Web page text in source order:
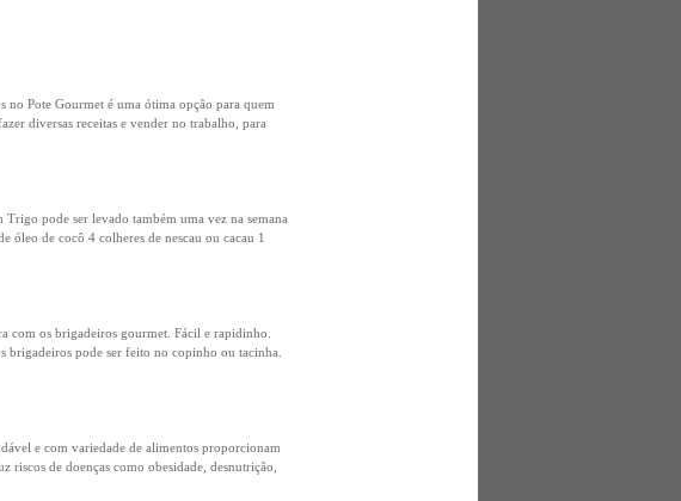
Pote Gourmet é uma ótima opção para quem
diversas receitas e vender no trabalho, para
pode ser levado também uma vez na semana
óleo de cocô 4 colheres de nescau ou cacau 1
com os brigadeiros gourmet. Fácil e rapidinho.
pode ser feito no copinho ou tacinha.
e com variedade de alimentos proporcionam
de doenças como obesidade, desnutrição,